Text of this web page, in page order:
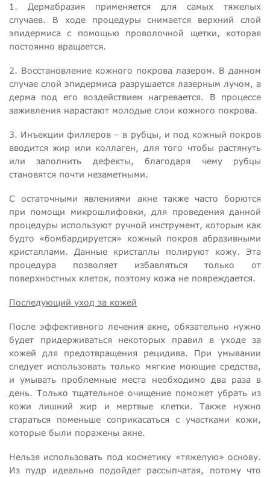
1. Дермабразия применяется для самых тяжелых
случаев. В ходе процедуры снимается верхний слой
эпидермиса с помощью проволочной щетки, которая
постоянно вращается.
2. Восстановление кожного покрова лазером. В данном
случае слой эпидермиса разрушается лазерным лучом, а
дерма под его воздействием нагревается. В процессе
заживления нарастают молодые слои кожного покрова.
3. Инъекции филлеров – в рубцы, и под кожный покров
вводится жир или коллаген, для того чтобы растянуть
или заполнить дефекты, благодаря чему рубцы
становятся почти незаметными.
С остаточными явлениями акне также часто борются
при помощи микрошлифовки, для проведения данной
процедуры используют ручной инструмент, которым как
будто «бомбардируется» кожный покров абразивными
кристаллами. Данные кристаллы полируют кожу. Эта
процедура позволяет избавляться только от
поверхностных клеток, поэтому кожа не повреждается.
Последующий уход за кожей
После эффективного лечения акне, обязательно нужно
будет придерживаться некоторых правил в уходе за
кожей для предотвращения рецидива. При умывании
следует использовать только мягкие моющие средства,
и умывать проблемные места необходимо два раза в
день. Только тщательное очищение поможет убрать из
кожи лишний жир и мертвые клетки. Также нужно
стараться поменьше соприкасаться с участками кожи,
которые были поражены акне.
Нельзя использовать под косметику «тяжелую» основу.
Из пудр идеально подойдет рассыпчатая, потому что